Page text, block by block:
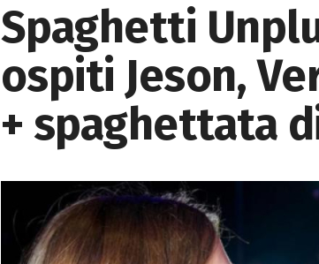
Spaghetti
ospiti Jeson,
+ spaghettata